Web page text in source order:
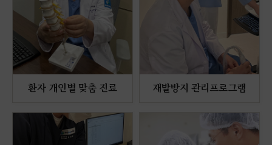
고품격 의료 서비스로 단순 치료를 넘어 환자분들의 삶의
질까지
높여드리도록 노력하겠습니다.
감사합니다. 오늘도 I'm Fine!🤗
🔥복부 지방 끝판왕🔥 아랫뱃살 완전
정리법💪 누워서도 된다?! 강력 추천👆
화인통증의학과는 통증 치료 분야 최대규모인 화인의 고품격
의료서비스로
단순 치료를 넘어 환자분들의 삶의 질까지 높여드리도록
노력하겠습니다.
감사합니다. 오늘도 I'm Fine!
4분 만에 거북목 · 라운드숄더 쫙 펴주는
오늘도 I'm fine!! 안녕하세요 화인입니다🤗
화인 통증의학과는 통증 치료 분야 최대 규모인 화인의
삶의 질까지 높여드리도록 노력하겠습니다.
"매일 3분만 투자하세요. 다리 붓기가 눈에
띄게 빠집니다"
화인통증의학과는 통증 치료 분야 최대규모인
화인의 고품격 의료서비스로 단순 치료를 넘어
환자 개인별 맞춤 진료 재발방지 관리프로그램